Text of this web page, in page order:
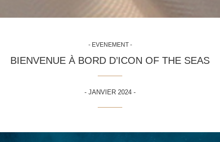
- EVENEMENT -
BIENVENUE À BORD D’ICON OF THE SEAS
- JANVIER 2024 -